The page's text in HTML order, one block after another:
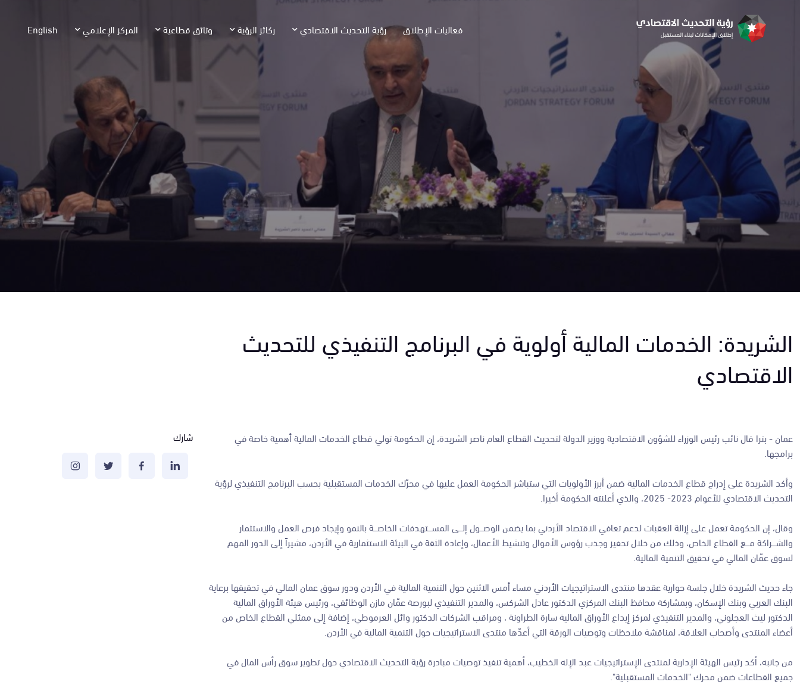
فعاليات الإطلاق رؤية التحديث الاقتصادي ركائز الرؤية وثائق قطاعية المركز الإعلامي English
الشريدة: الخدمات المالية أولوية في البرنامج التنفيذي للتحديث
الاقتصادي
عمان - بترا قال نائب رئيس الوزراء للشؤون الاقتصادية ووزير الدولة لتحديث القطاع العام ناصر الشريدة، إن الحكومة تولي قطاع الخدمات المالية أهمية خاصة في
برامجها.
وأكد الشريدة على إدراج قطاع الخدمات المالية ضمن أبرز الأولويات التي ستباشر الحكومة العمل عليها في محرّك الخدمات المستقبلية بحسب البرنامج التنفيذي لرؤية
التحديث الاقتصادي للأعوام 2023- 2025، والذي أعلنته الحكومة أخيرا.
وقال، إن الحكومة تعمل على إزالة العقبات لدعم تعافي الاقتصاد الأردني بما يضمن الوصـــول إلـــى المســـتهدفات الخاصـــة بالنمو وإيجاد فرص العمل والاستثمار
والشـــراكة مـــع القطاع الخاص، وذلك من خلال تحفيز وجذب رؤوس الأموال وتنشيط الأعمال، وإعادة الثقة في البيئة الاستثمارية في الأردن، مشيراً إلى الدور المهم
لسوق عمّان المالي في تحقيق التنمية المالية.
جاء حديث الشريدة خلال جلسة حوارية عقدها منتدى الاستراتيجيات الأردني مساء أمس الاثنين حول التنمية المالية في الأردن ودور سوق عمان المالي في تحقيقها برعاية
البنك العربي وبنك الإسكان، وبمشاركة محافظ البنك المركزي الدكتور عادل الشركس، والمدير التنفيذي لبورصة عمّان مازن الوظائفي، ورئيس هيئة الأوراق المالية
الدكتور ليث العجلوني، والمدير التنفيذي لمركز إيداع الأوراق المالية سارة الطراونة ، ومراقب الشركات الدكتور وائل العرموطي، إضافة إلى ممثلي القطاع الخاص من
أعضاء المنتدى وأصحاب العلاقة، لمناقشة ملاحظات وتوصيات الورقة التي أعدّها منتدى الاستراتيجيات حول التنمية المالية في الأردن.
من جانبه، أكد رئيس الهيئة الإدارية لمنتدى الإستراتيجيات عبد الإله الخطيب، أهمية تنفيذ توصيات مبادرة رؤية التحديث الاقتصادي حول تطوير سوق رأس المال في
جميع القطاعات ضمن محرك "الخدمات المستقبلية".
شارك